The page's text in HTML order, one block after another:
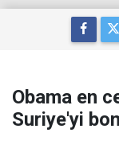
Obama en
Suriye'yi